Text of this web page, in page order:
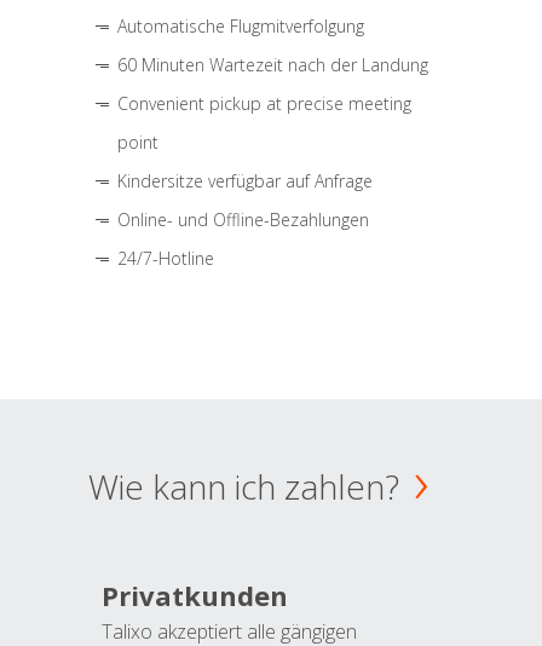
Automatische Flugmitverfolgung
60 Minuten Wartezeit nach der Landung
Convenient pickup at precise meeting
point
Kindersitze verfügbar auf Anfrage
Online- und Offline-Bezahlungen
24/7-Hotline
Wie kann ich zahlen?
Privatkunden
Talixo akzeptiert alle gängigen